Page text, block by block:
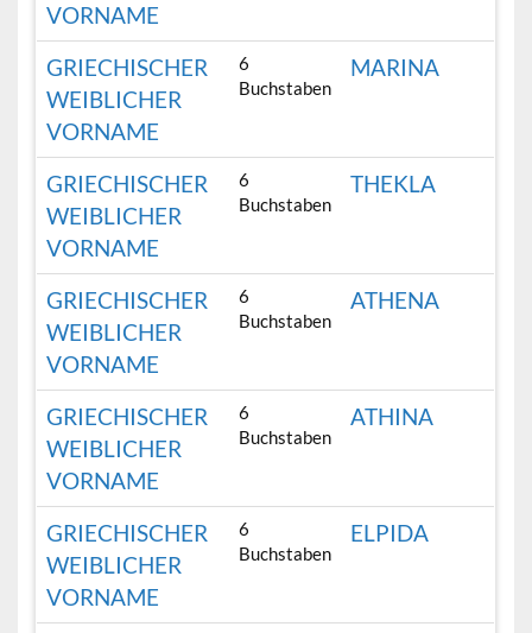
VORNAME
GRIECHISCHER
WEIBLICHER
VORNAME
6
Buchstaben
MARINA
GRIECHISCHER
WEIBLICHER
VORNAME
6
Buchstaben
THEKLA
GRIECHISCHER
WEIBLICHER
VORNAME
6
Buchstaben
ATHENA
GRIECHISCHER
WEIBLICHER
VORNAME
6
Buchstaben
ATHINA
GRIECHISCHER
WEIBLICHER
VORNAME
6
Buchstaben
ELPIDA